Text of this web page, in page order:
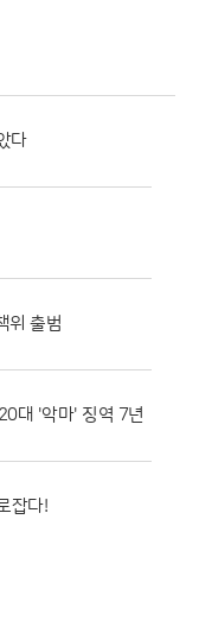
다
위 출범
대 '악마' 징역 7년
잡다!